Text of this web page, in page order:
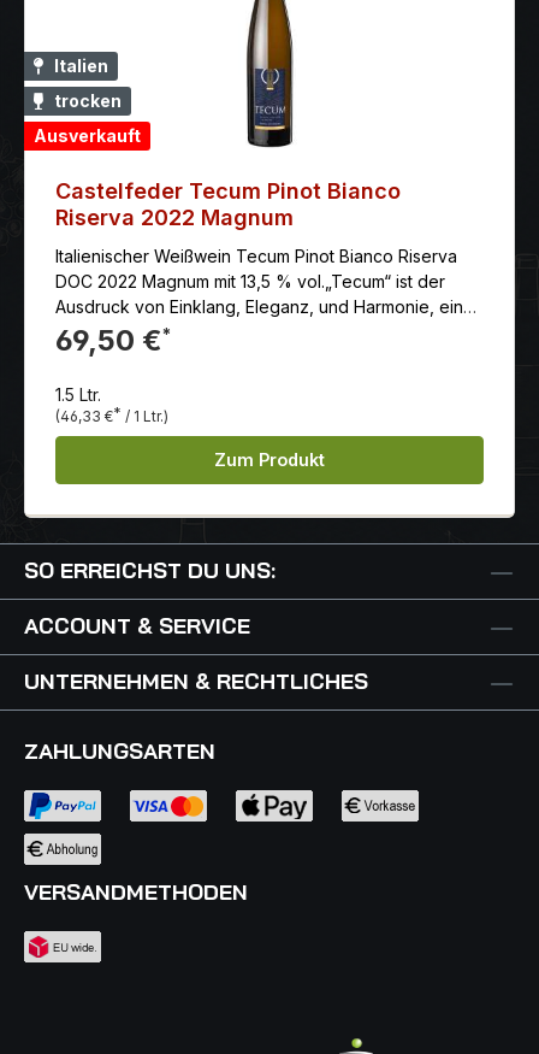
Italien
trocken
Ausverkauft
Castelfeder Tecum Pinot Bianco
Riserva 2022 Magnum
Italienischer Weißwein Tecum Pinot Bianco Riserva
DOC 2022 Magnum mit 13,5 % vol.„Tecum“ ist der
Ausdruck von Einklang, Eleganz, und Harmonie, ein
mineralischer Weißwein aus dem Norden Italiens,
Frucht einer Verbindung zweier starker Charakter der
Gleichgewicht. Im vollen Respekt dem natürlichen
Zyklus der Rebe angepasst ,reift der Wein 15 Monate
auf der Feinhefe und erreicht durch die lange
Lagerung im Edelstahl sowie eines kleinen Teiles in
Magnumformaten gefüllt, welches mehr als jedes
andere die Lagerung des Weines begünstigt. 3
69,50 €*
1.5 Ltr.
(46,33 €* / 1 Ltr.)
Zum Produkt
SO ERREICHST DU UNS:
ACCOUNT & SERVICE
UNTERNEHMEN & RECHTLICHES
ZAHLUNGSARTEN
VERSANDMETHODEN